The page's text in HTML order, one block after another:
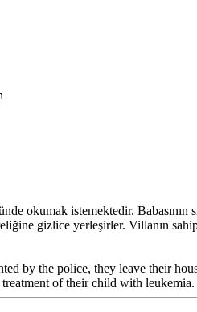
okumak istemektedir.
gizlice yerleşirler. Villanın
by the police, they leave their
of their child with leukemia.